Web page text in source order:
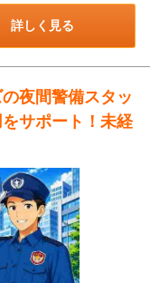
詳しく見る
夜間警備スタッ
サポート！未経